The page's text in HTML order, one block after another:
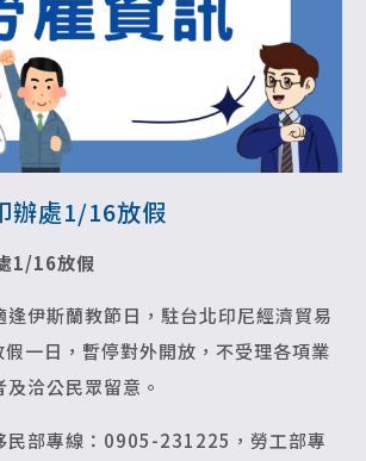
辦處1/16放假
1/16放假
逢伊斯蘭教節日，駐台北印尼經濟貿易
一日，暫停對外開放，不受理各項業
洽公民眾留意。
民部專線：0905-231225，勞工部專